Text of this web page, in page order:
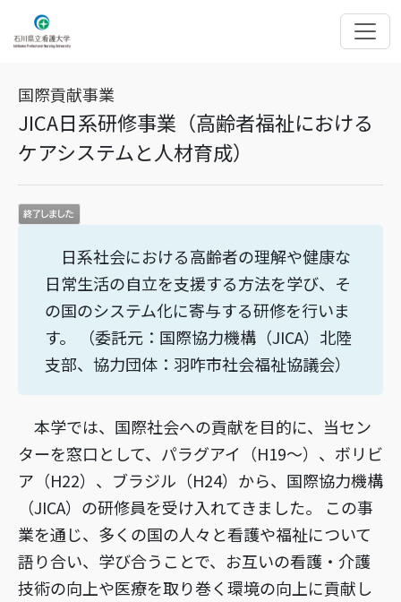
国際貢献事業
JICA日系研修事業（高齢者福祉における
ケアシステムと人材育成）
日系社会における高齢者の理解や健康な
日常生活の自立を支援する方法を学び、そ
の国のシステム化に寄与する研修を行いま
す。 （委託元：国際協力機構（JICA）北陸
支部、協力団体：羽咋市社会福祉協議会）
本学では、国際社会への貢献を目的に、当セン
ターを窓口として、パラグアイ（H19〜）、ボリビ
ア（H22）、ブラジル（H24）から、国際協力機構
（JICA）の研修員を受け入れてきました。 この事
業を通じ、多くの国の人々と看護や福祉について
語り合い、学び合うことで、お互いの看護・介護
技術の向上や医療を取り巻く環境の向上に貢献し